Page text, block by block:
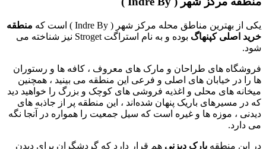
یکی از بهترین مناطق محله مرکز شهر ( Indre By ) است که
منطقه
خرید اصلی کپنهاگ
بوده و به نام استراگت Stroget نیز شناخته می
شود.
فروشگاه های طراحان و مارک های معروف ، کافه ها و رستوران
ها را در خیابان های اصلی و فرعی این منطقه می بینید ، همچنین
میخانه های محلی و اغذیه فروشی های کوچک و بزرگ را خواهید دید
که در مسیرهای باریک پنهان شده‌اند ، این منطقه پر از جاذبه های
دیدنی ، موزه ها و غیره است که سیل جمعیت را همواره در آنجا نگه
می دارد.
در این منطقه پارک دیزنی هم قرار دارد که گردشگران برای دیدن